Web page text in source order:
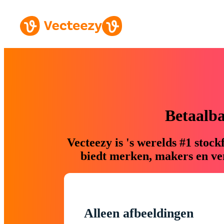
Vecteezy is 's werelds #1
biedt merken, makers en
Alleen afbeeldingen